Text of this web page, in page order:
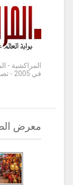
المراكشية -
في 2005 - تصدر عن شركة IMAR MED-SARL
معرض